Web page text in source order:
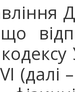
що
(далі